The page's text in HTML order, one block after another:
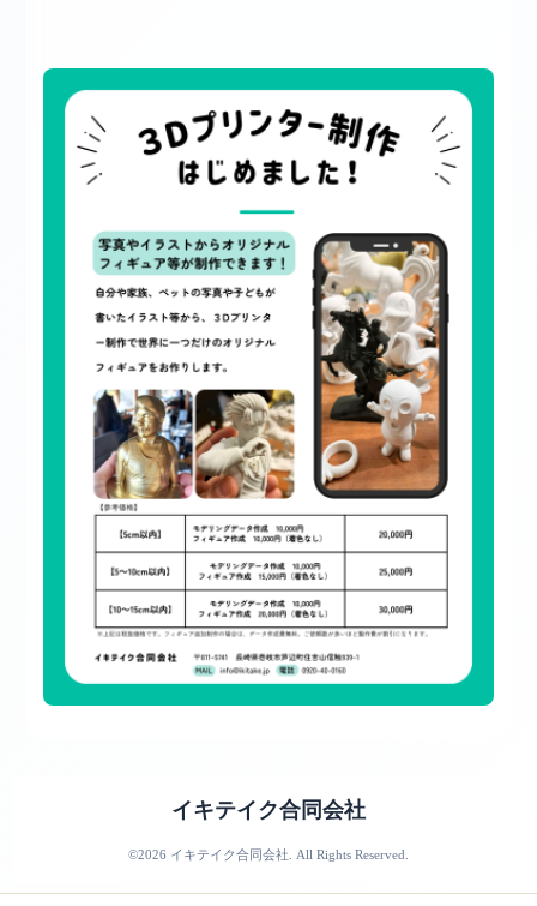
イキテイク合同会社
©2026 イキテイク合同会社 . All Rights Reserved.